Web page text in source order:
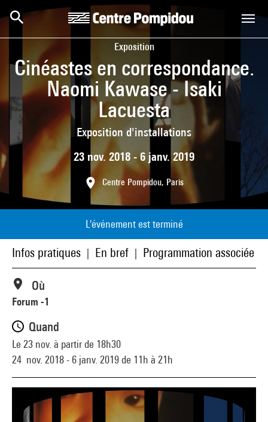
Aller au contenu principal
Centre Pompidou
Exposition
Cinéastes en correspondance.
Naomi Kawase - Isaki
Lacuesta
Exposition d'installations
23 nov. 2018 - 6 janv. 2019
Centre Pompidou, Paris
L'événement est terminé
Infos pratiques En bref Programmation associée
Où
Forum -1
Quand
Le 23 nov. à partir de 18h30
24 nov. 2018 - 6 janv. 2019 de 11h à 21h